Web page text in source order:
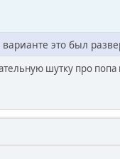
это был
шутку про